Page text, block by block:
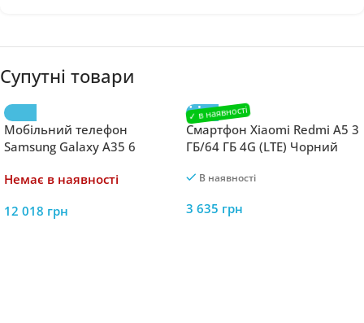
Супутні товари
Мобільний телефон
Samsung Galaxy A35 6
A356BZKBEUE потужний
інтернетом та стильним
Немає в наявності
12 018 грн
Смартфон Xiaomi Redmi A5 3
ГБ/64 ГБ 4G (LTE) Чорний
В наявності
3 635 грн